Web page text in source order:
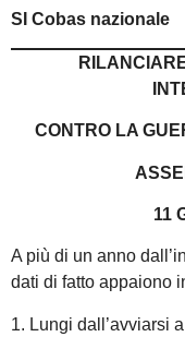
SI Cobas nazionale
CONTRO LA
11
A più di un anno
dati di fatto appaiono
1. Lungi dall’avviarsi